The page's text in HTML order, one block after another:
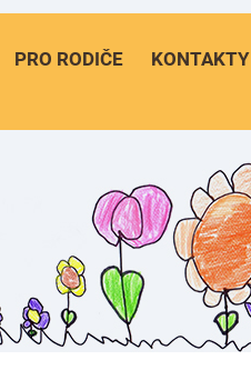
PRO RODIČE KONTAKTY